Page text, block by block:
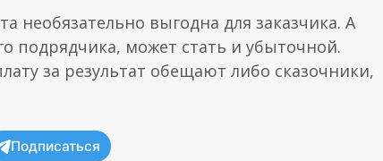
необязательно выгодна для заказчика. А
подрядчика, может стать и убыточной.
за результат обещают либо сказочники,
Подписаться